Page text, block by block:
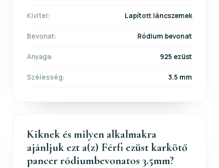
Kivitel: Lapított láncszemek
Bevonat: Ródium bevonat
Anyaga: 925 ezüst
Szélesség: 3.5 mm
Kiknek és milyen alkalmakra
ajánljuk ezt a(z) Férfi ezüst karkötő
pancer ródiumbevonatos 3.5mm?